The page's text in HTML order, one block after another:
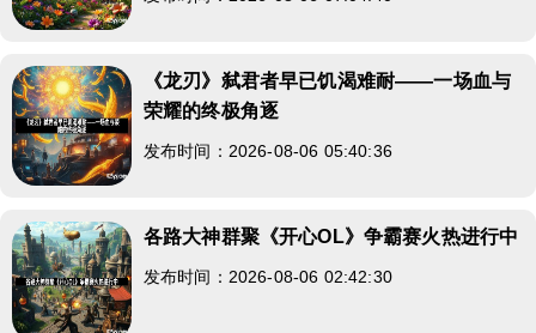
《龙刃》弑君者早已饥渴难耐——一场血与
荣耀的终极角逐
发布时间：2026-08-06 05:40:36
各路大神群聚《开心OL》争霸赛火热进行中
发布时间：2026-08-06 02:42:30